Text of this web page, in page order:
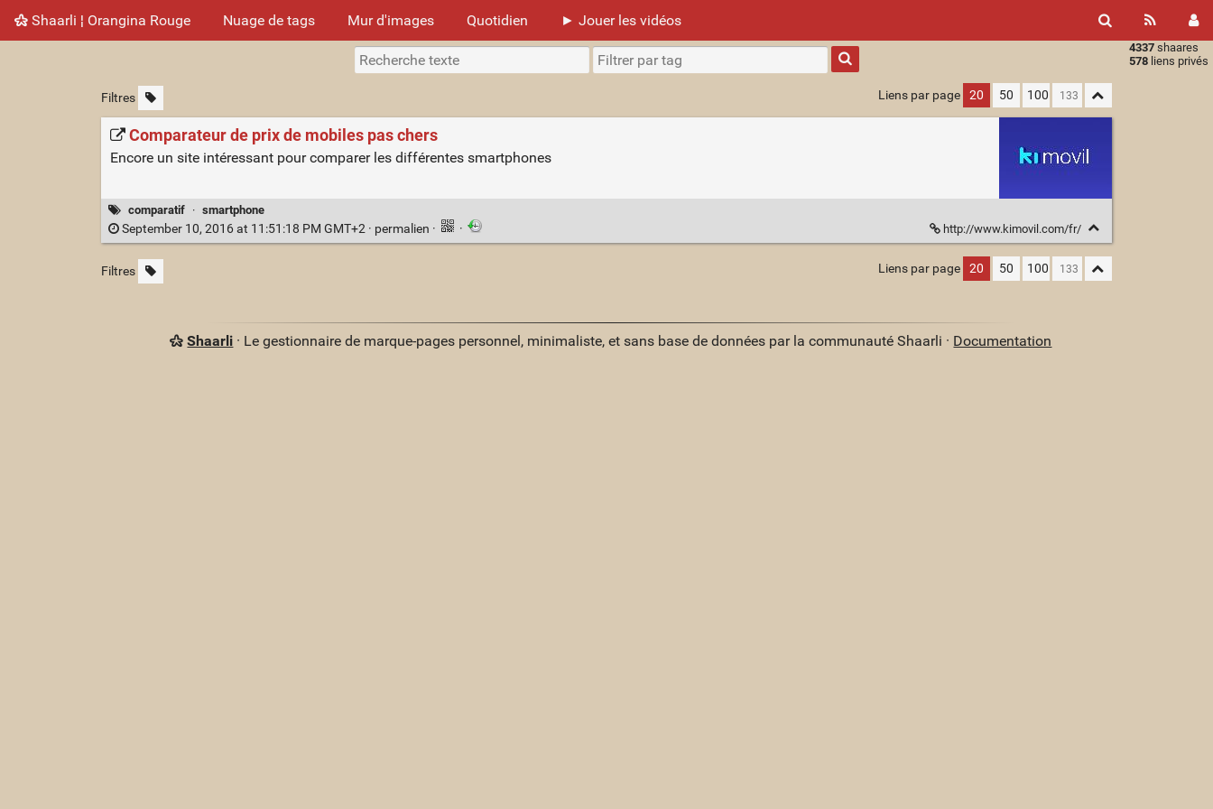
Shaarli ¦ Orangina Rouge Nuage de tags Mur d'images Quotidien ► Jouer les vidéos
4337 shaares
578 liens privés
Type 1 or
more
characters
results.
Filtres Liens par page 20 50 100
Comparateur de prix de mobiles pas chers
Encore un site intéressant pour comparer les différentes smartphones
comparatif · smartphone
September 10, 2016 at 11:51:18 PM GMT+2 · permalien · · http://www.kimovil.com/fr/
Filtres Liens par page 20 50 100
Shaarli · Le gestionnaire de marque-pages personnel, minimaliste, et sans base de données par la communauté Shaarli · Documentation